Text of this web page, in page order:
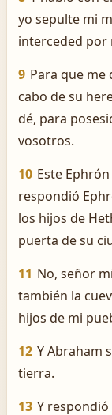
yo sepulte mi
interceded por
9 Para que me
cabo de su
dé, para
vosotros.
10 Este
respondió
los hijos de
puerta de su
11 No, señor
también la
hijos de mi
12 Y Abraham
tierra.
13 Y